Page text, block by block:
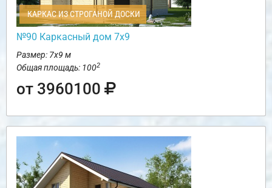
КАРКАС ИЗ СТРОГАНОЙ ДОСКИ
№90 Каркасный дом 7х9
Размер: 7х9 м
Общая площадь: 1002
от 3960100